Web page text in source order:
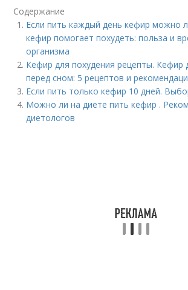
Содержание
Если пить каждый день кефир можно
кефир помогает похудеть: польза и
организма
Кефир для похудения рецепты. Кефир
перед сном: 5 рецептов и
Если пить только кефир 10 дней.
Можно ли на диете пить кефир .
диетологов